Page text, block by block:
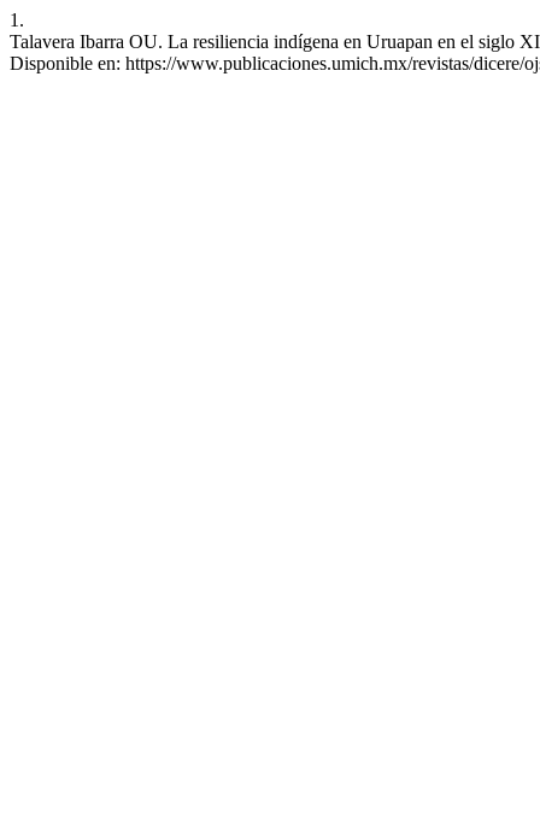
1.
Talavera Ibarra OU. La resiliencia indígena en Uruapan en el siglo
Disponible en: https://www.publicaciones.umich.mx/revistas/dicere/